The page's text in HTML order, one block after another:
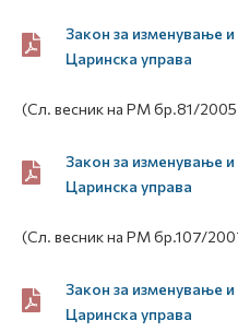
Контакт
Е-Весник
Закон за изменување
Царинска управа
(Сл. весник на РМ бр.81/
Закон за изменување
Царинска управа
(Сл. весник на РМ бр.107/
Закон за изменување
Царинска управа